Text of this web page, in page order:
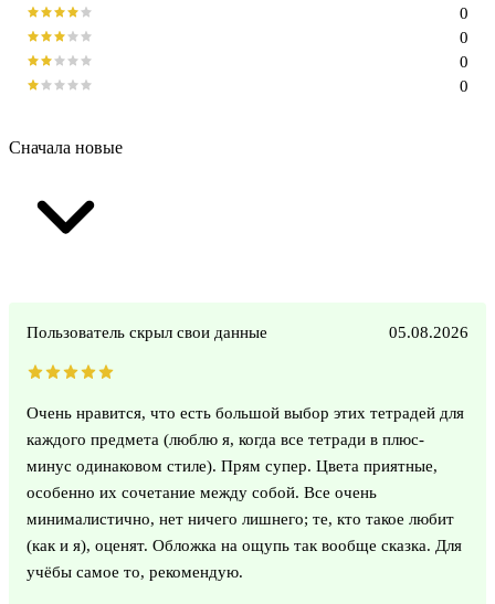
0
0
0
0
Сначала новые
Пользователь скрыл свои данные 05.08.2026
Очень нравится, что есть большой выбор этих тетрадей для
каждого предмета (люблю я, когда все тетради в плюс-
минус одинаковом стиле). Прям супер. Цвета приятные,
особенно их сочетание между собой. Все очень
минималистично, нет ничего лишнего; те, кто такое любит
(как и я), оценят. Обложка на ощупь так вообще сказка. Для
учёбы самое то, рекомендую.